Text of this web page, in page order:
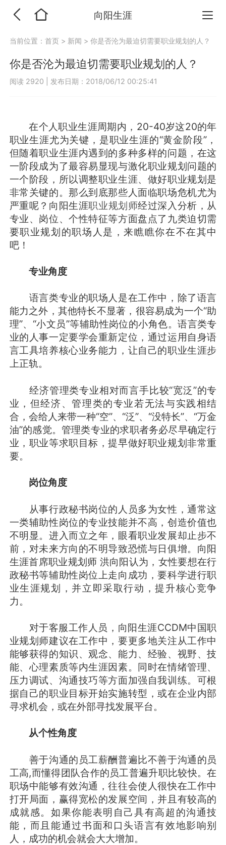
向阳生涯
当前位置：首页 > 新闻 >你是否沦为最迫切需要职业规划的人？
你是否沦为最迫切需要职业规划的人？
阅读 2920 发布日期：2018/06/12 00:25:41
在个人职业生涯周期内，20-40岁这20的年
职业生涯尤为关键，是职业生涯的“黄金阶段”，
但随着职业生涯内遇到的多种多样的问题，在这
一阶段成为了最容易显现与激化职业规划问题的
一个阶段，所以调整职业生涯、做好职业规划是
非常关键的。那么到底那些人面临职场危机尤为
严重呢？向阳生涯职业规划师经过深入分析，从
专业、岗位、个性特征等方面盘点了九类迫切需
要职业规划的职场人是，来瞧瞧你在不在其中
吧！
专业角度
语言类专业的职场人是在工作中，除了语言
能力之外，其他特长不显著，很容易成为一个“助
理”、“小文员”等辅助性岗位的小角色。语言类专
业的人事一定要学会重新定位，通过运用自身语
言工具培养核心业务能力，让自己的职业生涯步
上正轨。
经济管理类专业相对而言手比较“宽泛”的专
业，但经济、管理类的专业若无法与实践相结
合，会给人来带一种“空”、“泛”、“没特长”、“万金
油”的感觉。管理类专业的求职者务必尽早确定行
业，职业等求职目标，提早做好职业规划非常重
要。
岗位角度
从事行政秘书岗位的人员多为女性，通常这
一类辅助性岗位的专业技能并不高，创造价值也
不明显。进入而立之年，眼看职业发展却止步不
前，对未来方向的不明导致恐慌与日俱增。向阳
生涯首席职业规划师 洪向阳认为，女性要想在行
政秘书等辅助性岗位上走向成功，要科学进行职
业生涯规划，并立即采取行动，提升核心竞争
力。
对于客服工作人员，向阳生涯CCDM中国职
业规划师建议在工作中，要更多地关注从工作中
能够获得的知识、观念、能力、经验、视野、技
能、心理素质等内生涯因素。同时在情绪管理、
压力调试、沟通技巧等方面加强自我训练。可根
据自己的职业目标开始实施转型，或在企业内部
寻求机会，或在外部寻找发展平台。
从个性角度
善于沟通的员工薪酬普遍比不善于沟通的员
工高,而懂得团队合作的员工普遍升职比较快。在
职场中能够有效沟通，往往会使人很快在工作中
打开局面，赢得宽松的发展空间，并且有较高的
成就感。如果你能表明自己具有高超的沟通技
能，而且能通过书面和口头语言有效地影响别
人，成功的机会就会大大增加。